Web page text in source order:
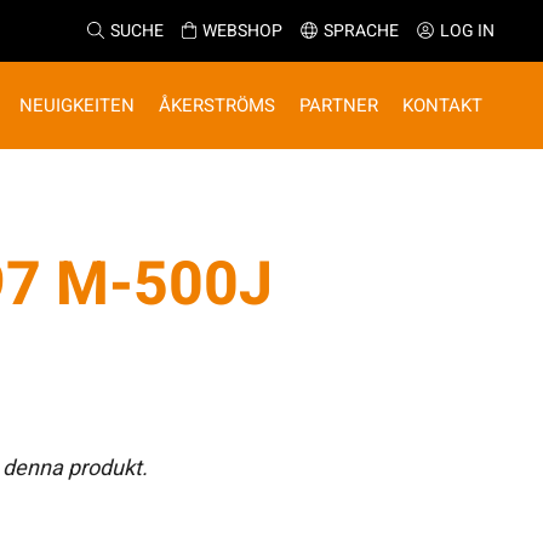
SUCHE WEBSHOP SPRACHE LOG IN
NEUIGKEITEN ÅKERSTRÖMS PARTNER KONTAKT
M-500J
produkt.